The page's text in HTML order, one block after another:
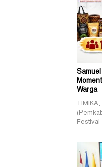
Warga
Festival